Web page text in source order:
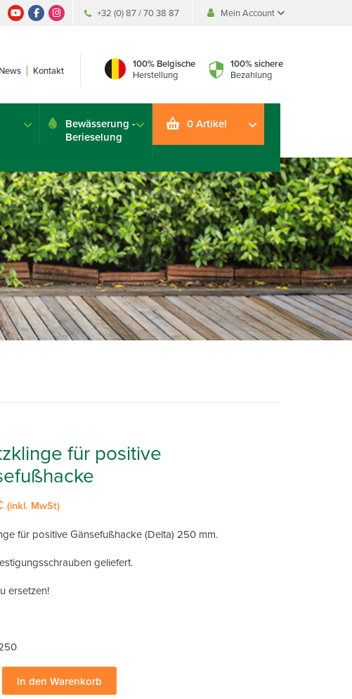
+32 (0) 87 / 70 38 87
Mein Account
News Kontakt
100% Belgische
Herstellung
100% sichere
Bezahlung
Bewässerung -
Berieselung
0 Artikel
für positive
(inkl. MwSt)
für positive Gänsefußhacke (Delta) 250 mm.
geliefert.
ersetzen!
In den Warenkorb